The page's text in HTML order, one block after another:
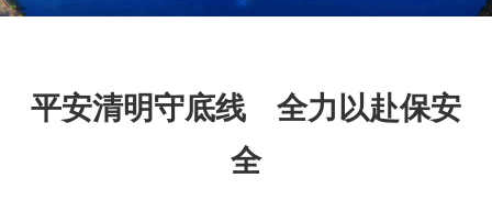
平安清明守底线 全力以赴保安
全